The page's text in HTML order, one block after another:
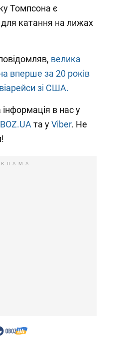
Томпсона є
катання на лижах
велика
вперше за 20 років
зі США.
інформація в нас у
та уViber. Не